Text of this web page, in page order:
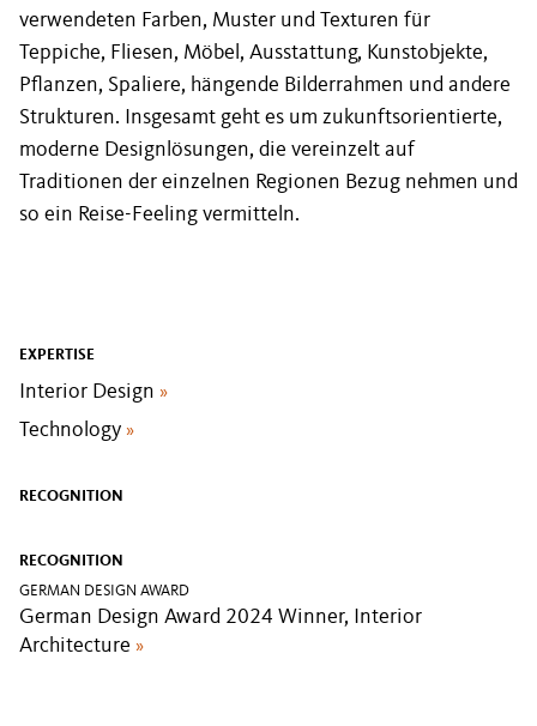
verwendeten Farben, Muster und Texturen für
Teppiche, Fliesen, Möbel, Ausstattung, Kunstobjekte,
Pflanzen, Spaliere, hängende Bilderrahmen und andere
Strukturen. Insgesamt geht es um zukunftsorientierte,
moderne Designlösungen, die vereinzelt auf
Traditionen der einzelnen Regionen Bezug nehmen und
so ein Reise-Feeling vermitteln.
EXPERTISE
Interior Design »
Technology »
RECOGNITION
RECOGNITION
GERMAN DESIGN AWARD
German Design Award 2024 Winner, Interior
Architecture »